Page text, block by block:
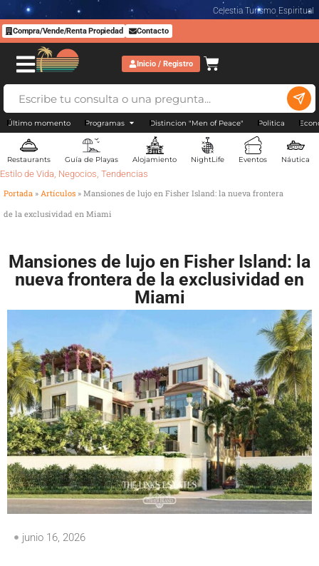
Celestia Turismo Espiritual
Compra/Vende/Renta Propiedad Contacto
Inicio / Registro
Último momento Programas Distincion "Men of Peace" Politica
Restaurants Guía de Playas Alojamiento NightLife Eventos Náutica
Estilo de Vida, Negocios, Tendencias
Portada » Artículos » Mansiones de lujo en Fisher Island: la nueva frontera
de la exclusividad en Miami
Mansiones de lujo en Fisher Island: la
nueva frontera de la exclusividad en
Miami
junio 16, 2026